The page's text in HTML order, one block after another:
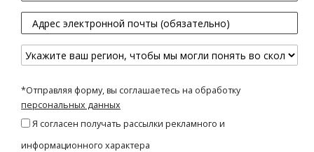
*Отправляя форму, вы соглашаетесь на обработку
персональных данных
Я согласен получать рассылки рекламного и
информационного характера